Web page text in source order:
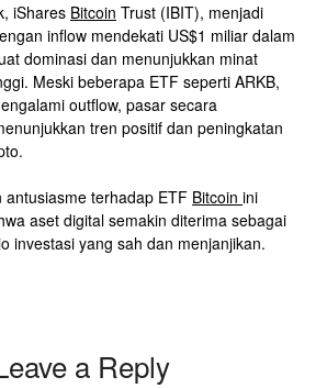
iShares Bitcoin Trust (IBIT), menjadi
inflow mendekati US$1 miliar dalam
dominasi dan menunjukkan minat
Meski beberapa ETF seperti ARKB,
outflow, pasar secara
tren positif dan peningkatan
antusiasme terhadap ETF Bitcoin ini
aset digital semakin diterima sebagai
investasi yang sah dan menjanjikan.
a Reply